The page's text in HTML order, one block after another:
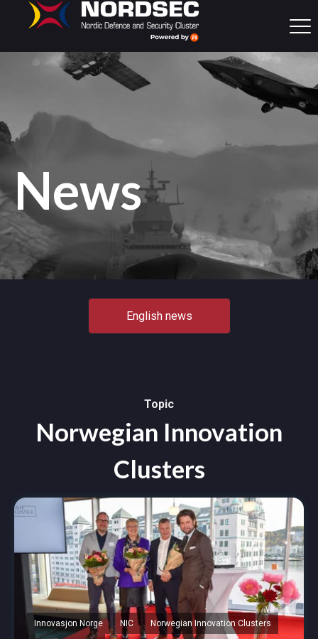
News
English news
Topic
Norwegian Innovation
Clusters
Innovasjon Norge NIC Norwegian Innovation Clusters